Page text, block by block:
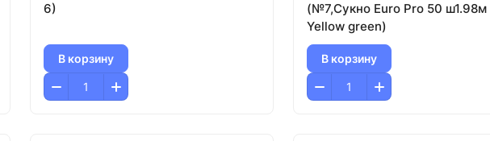
6)
В корзину
(№7,Сукно Euro Pro 50 ш1.98м
Yellow green)
В корзину